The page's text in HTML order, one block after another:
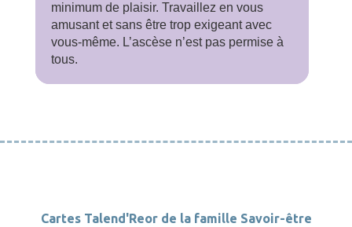
minimum de plaisir. Travaillez en vous
amusant et sans être trop exigeant avec
vous-même. L’ascèse n’est pas permise à
tous.
Cartes Talend'Reor de la famille Savoir-être